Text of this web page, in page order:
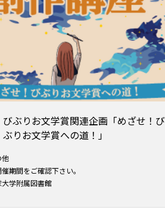
びぶりお文学賞関連企画「めざせ！び
ぶりお文学賞への道！」
他
期間をご確認下さい。
学附属図書館